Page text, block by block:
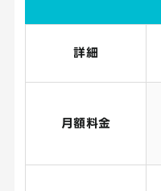
詳細
月額料金